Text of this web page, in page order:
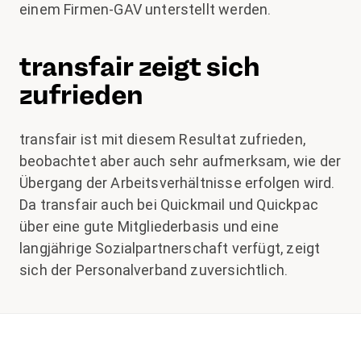
einem Firmen-GAV unterstellt werden.
transfair zeigt sich
zufrieden
transfair ist mit diesem Resultat zufrieden,
beobachtet aber auch sehr aufmerksam, wie der
Übergang der Arbeitsverhältnisse erfolgen wird.
Da transfair auch bei Quickmail und Quickpac
über eine gute Mitgliederbasis und eine
langjährige Sozialpartnerschaft verfügt, zeigt
sich der Personalverband zuversichtlich.